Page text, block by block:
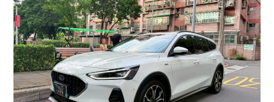
關於我們